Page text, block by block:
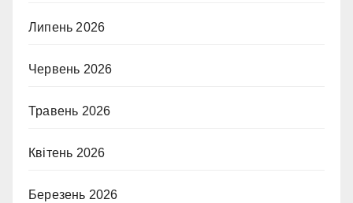
Липень 2026
Червень 2026
Травень 2026
Квітень 2026
Березень 2026